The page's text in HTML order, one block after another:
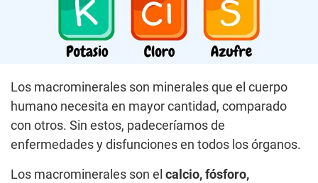
Los macrominerales son minerales que el cuerpo
humano necesita en mayor cantidad, comparado
con otros. Sin estos, padeceríamos de
enfermedades y disfunciones en todos los órganos.
Los macrominerales son el calcio, fósforo,